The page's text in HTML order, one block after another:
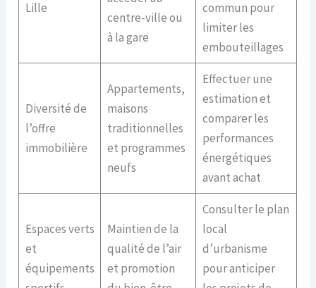
Lille
centre-ville ou
à la gare
commun pour
limiter les
embouteillages
Diversité de
l’offre
immobilière
Appartements,
maisons
traditionnelles
et programmes
neufs
Effectuer une
estimation et
comparer les
performances
énergétiques
avant achat
Espaces verts
et
équipements
Maintien de la
qualité de l’air
et promotion
Consulter le plan
local
d’urbanisme
pour anticiper